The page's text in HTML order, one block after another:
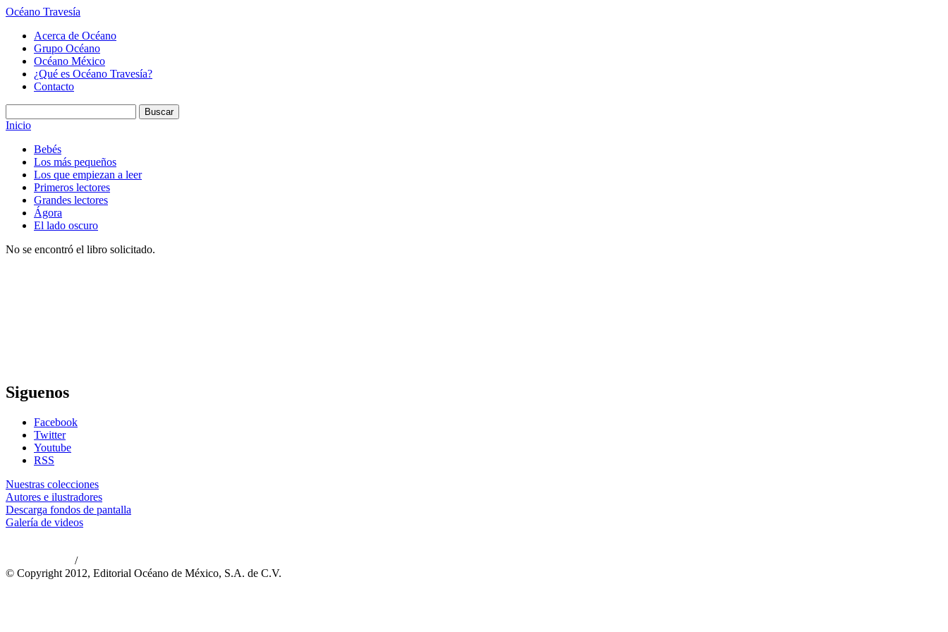
Océano Travesía
Acerca de Océano
Grupo Océano
Océano México
¿Qué es Océano Travesía?
Contacto
Inicio
Bebés
Los más pequeños
Los que empiezan a leer
Primeros lectores
Grandes lectores
Ágora
El lado oscuro
No se encontró el libro solicitado.
Siguenos
Facebook
Twitter
Youtube
RSS
Nuestras colecciones
Autores e ilustradores
Descarga fondos de pantalla
Galería de videos
/
© Copyright 2012, Editorial Océano de México, S.A. de C.V.